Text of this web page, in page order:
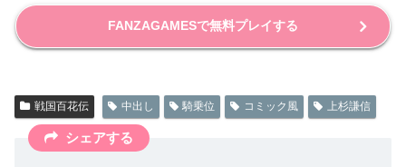
FANZAGAMESで無料プレイする
戦国百花伝 中出し 騎乗位 コミック風 上杉謙信
シェアする